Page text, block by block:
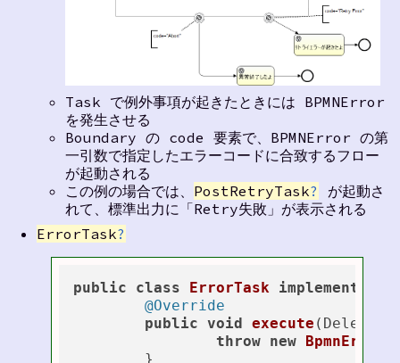
Task で例外事項が起きたときには BPMNError
を発生させる
Boundary の code 要素で、BPMNError の第
一引数で指定したエラーコードに合致するフロー
が起動される
この例の場合では、 PostRetryTask?
が起動さ
れて、標準出力に「Retry失敗」が表示される
ErrorTask?
public class ErrorTask implements
@Override
public void execute
throw new BpmnError